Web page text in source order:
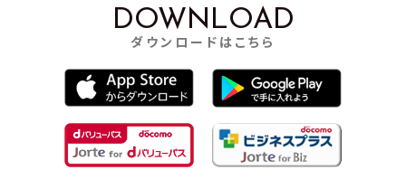
DOWNLOAD
ダウンロードはこちら